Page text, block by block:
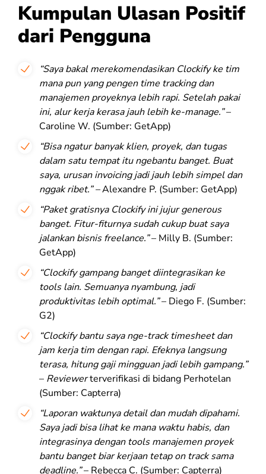
Kumpulan Ulasan Positif
dari Pengguna
“Saya bakal merekomendasikan Clockify ke tim
mana pun yang pengen time tracking dan
manajemen proyeknya lebih rapi. Setelah pakai
ini, alur kerja kerasa jauh lebih ke-manage.”–
Caroline W. (Sumber: GetApp)
“Bisa ngatur banyak klien, proyek, dan tugas
dalam satu tempat itu ngebantu banget. Buat
saya, urusan invoicing jadi jauh lebih simpel dan
nggak ribet.” –Alexandre P. (Sumber: GetApp)
“Paket gratisnya Clockify ini jujur generous
banget. Fitur-fiturnya sudah cukup buat saya
jalankan bisnis freelance.”– Milly B. (Sumber:
GetApp)
“Clockify gampang banget diintegrasikan ke
tools lain. Semuanya nyambung, jadi
produktivitas lebih optimal.”– Diego F. (Sumber:
G2)
“Clockify bantu saya nge-track timesheet dan
jam kerja tim dengan rapi. Efeknya langsung
terasa, hitung gaji mingguan jadi lebih gampang.”
– Reviewerterverifikasi di bidang Perhotelan
(Sumber: Capterra)
“Laporan waktunya detail dan mudah dipahami.
Saya jadi bisa lihat ke mana waktu habis, dan
integrasinya dengan tools manajemen proyek
bantu banget biar kerjaan tetap on track sama
deadline.”– Rebecca C. (Sumber: Capterra)